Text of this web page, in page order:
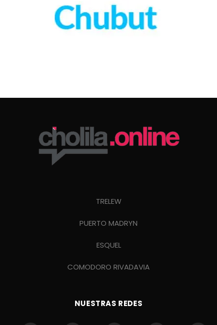
TRELEW
PUERTO MADRYN
ESQUEL
COMODORO RIVADAVIA
NUESTRAS REDES